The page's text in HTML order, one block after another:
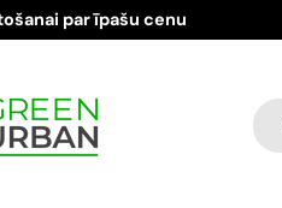
pie satura
jau šodienVisi produkti